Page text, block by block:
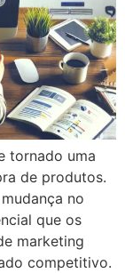
tornado uma
de produtos.
no
que os
marketing
competitivo.